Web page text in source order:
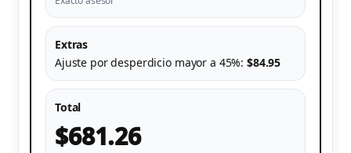
Extras
Ajuste por desperdicio mayor a 45%: $84.95
Total
$681.26